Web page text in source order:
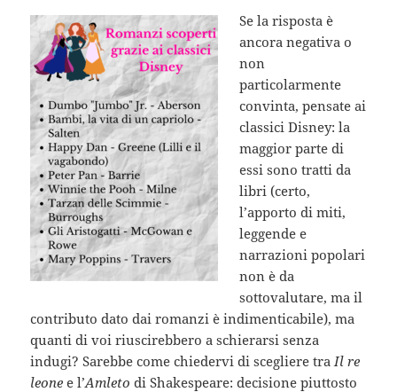
Se la risposta è
ancora negativa o
non
particolarmente
convinta, pensate ai
classici Disney: la
maggior parte di
essi sono tratti da
libri (certo,
l’apporto di miti,
leggende e
narrazioni popolari
non è da
sottovalutare, ma il
contributo dato dai romanzi è indimenticabile), ma
quanti di voi riuscirebbero a schierarsi senza
indugi? Sarebbe come chiedervi di scegliere traIl re
leone e l’Amleto di Shakespeare: decisione piuttosto